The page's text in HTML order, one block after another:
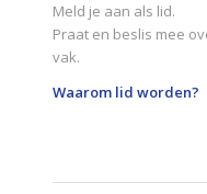
Meld je aan als lid.
Praat en beslis mee
vak.
Waarom lid worden?